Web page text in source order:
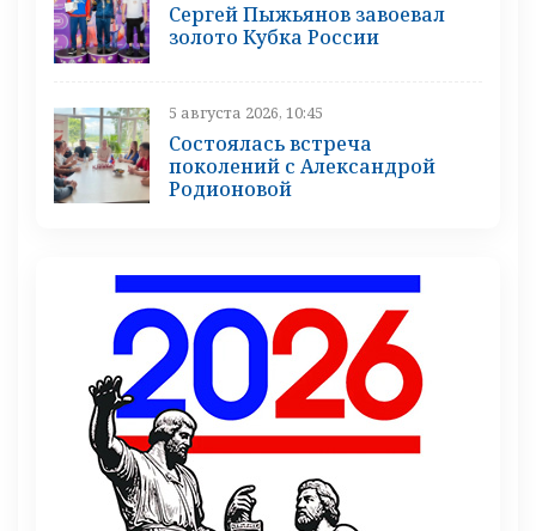
Сергей Пыжьянов завоевал
золото Кубка России
5 августа 2026, 10:45
Состоялась встреча
поколений с Александрой
Родионовой